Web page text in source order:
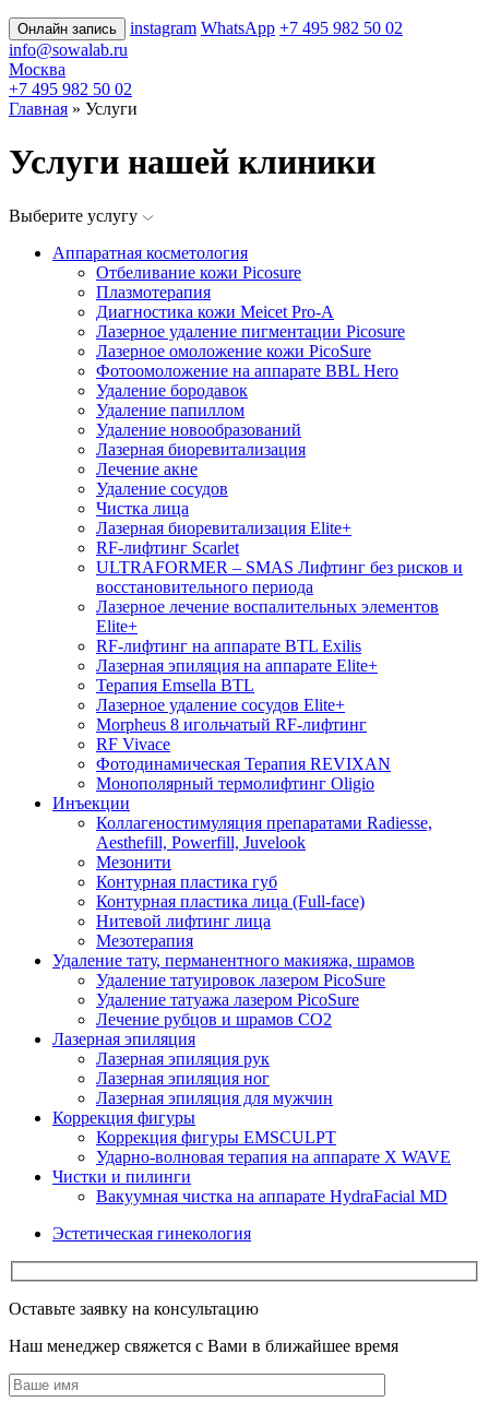
Онлайн запись instagram WhatsApp +7 495 982 50 02
info@sowalab.ru
Москва
+7 495 982 50 02
Главная » Услуги
Услуги нашей клиники
Выберите услугу
Аппаратная косметология
Отбеливание кожи Picosure
Плазмотерапия
Диагностика кожи Meicet Pro-A
Лазерное удаление пигментации Picosure
Лазерное омоложение кожи PicoSure
Фотоомоложение на аппарате BBL Hero
Удаление бородавок
Удаление папиллом
Удаление новообразований
Лазерная биоревитализация
Лечение акне
Удаление сосудов
Чистка лица
Лазерная биоревитализация Elite+
RF-лифтинг Scarlet
ULTRAFORMER – SMAS Лифтинг без рисков и
восстановительного периода
Лазерное лечение воспалительных элементов
Elite+
RF-лифтинг на аппарате BTL Exilis
Лазерная эпиляция на аппарате Elite+
Терапия Emsella BTL
Лазерное удаление сосудов Elite+
Morpheus 8 игольчатый RF-лифтинг
RF Vivace
Фотодинамическая Терапия REVIXAN
Монополярный термолифтинг Oligio
Инъекции
Коллагеностимуляция препаратами Radiesse,
Aesthefill, Powerfill, Juvelook
Мезонити
Контурная пластика губ
Контурная пластика лица (Full-face)
Нитевой лифтинг лица
Мезотерапия
Удаление тату, перманентного макияжа, шрамов
Удаление татуировок лазером PicoSure
Удаление татуажа лазером PicoSure
Лечение рубцов и шрамов CO2
Лазерная эпиляция
Лазерная эпиляция рук
Лазерная эпиляция ног
Лазерная эпиляция для мужчин
Коррекция фигуры
Коррекция фигуры EMSCULPT
Ударно-волновая терапия на аппарате X WAVE
Чистки и пилинги
Вакуумная чистка на аппарате HydraFacial MD
Эстетическая гинекология
Оставьте заявку на консультацию
Наш менеджер свяжется с Вами в ближайшее время